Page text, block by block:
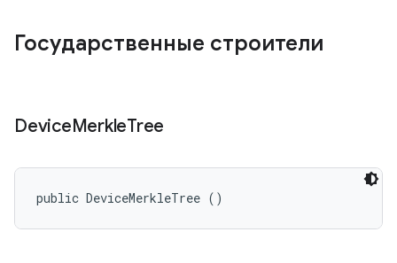
Государственные строители
DeviceMerkleTree
public DeviceMerkleTree ()